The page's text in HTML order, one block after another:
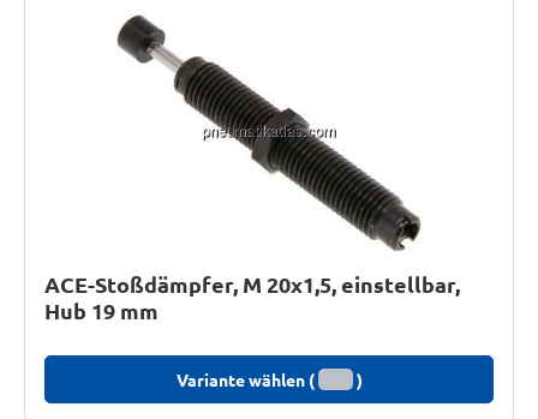
ACE-Stoßdämpfer, M 20x1,5, einstellbar,
Hub 19 mm
Variante wählen ( )